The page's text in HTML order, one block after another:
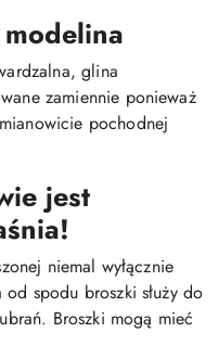
glina
zamiennie ponieważ
pochodnej
jest
niemal wyłącznie
spodu broszki służy do
Broszki mogą mieć